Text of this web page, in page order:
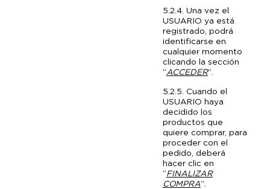
5.2.4. Una vez el
USUARIO ya está
registrado, podrá
identificarse en
cualquier momento
clicando la sección
“ACCEDER”.
5.2.5. Cuando el
USUARIO haya
decidido los
productos que
quiere comprar, para
proceder con el
pedido, deberá
hacer clic en
“FINALIZAR
COMPRA”.